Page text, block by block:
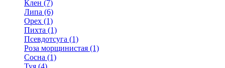
Клен (7)
Липа (6)
Орех (1)
Пихта (1)
Псевдотсуга (1)
Роза морщинистая (1)
Сосна (1)
Туя (4)